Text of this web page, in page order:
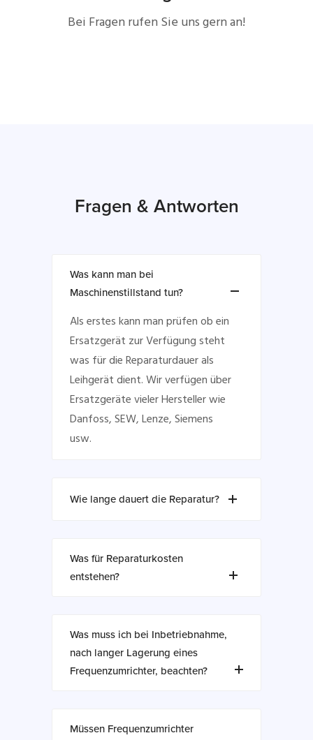
Bei Fragen rufen Sie uns gern an!
Fragen & Antworten
Was kann man bei
Maschinenstillstand tun?
Als erstes kann man prüfen ob ein
Ersatzgerät zur Verfügung steht
was für die Reparaturdauer als
Leihgerät dient. Wir verfügen über
Ersatzgeräte vieler Hersteller wie
Danfoss, SEW, Lenze, Siemens
usw.
Wie lange dauert die Reparatur?
Was für Reparaturkosten
entstehen?
Was muss ich bei Inbetriebnahme,
nach langer Lagerung eines
Frequenzumrichter, beachten?
Müssen Frequenzumrichter